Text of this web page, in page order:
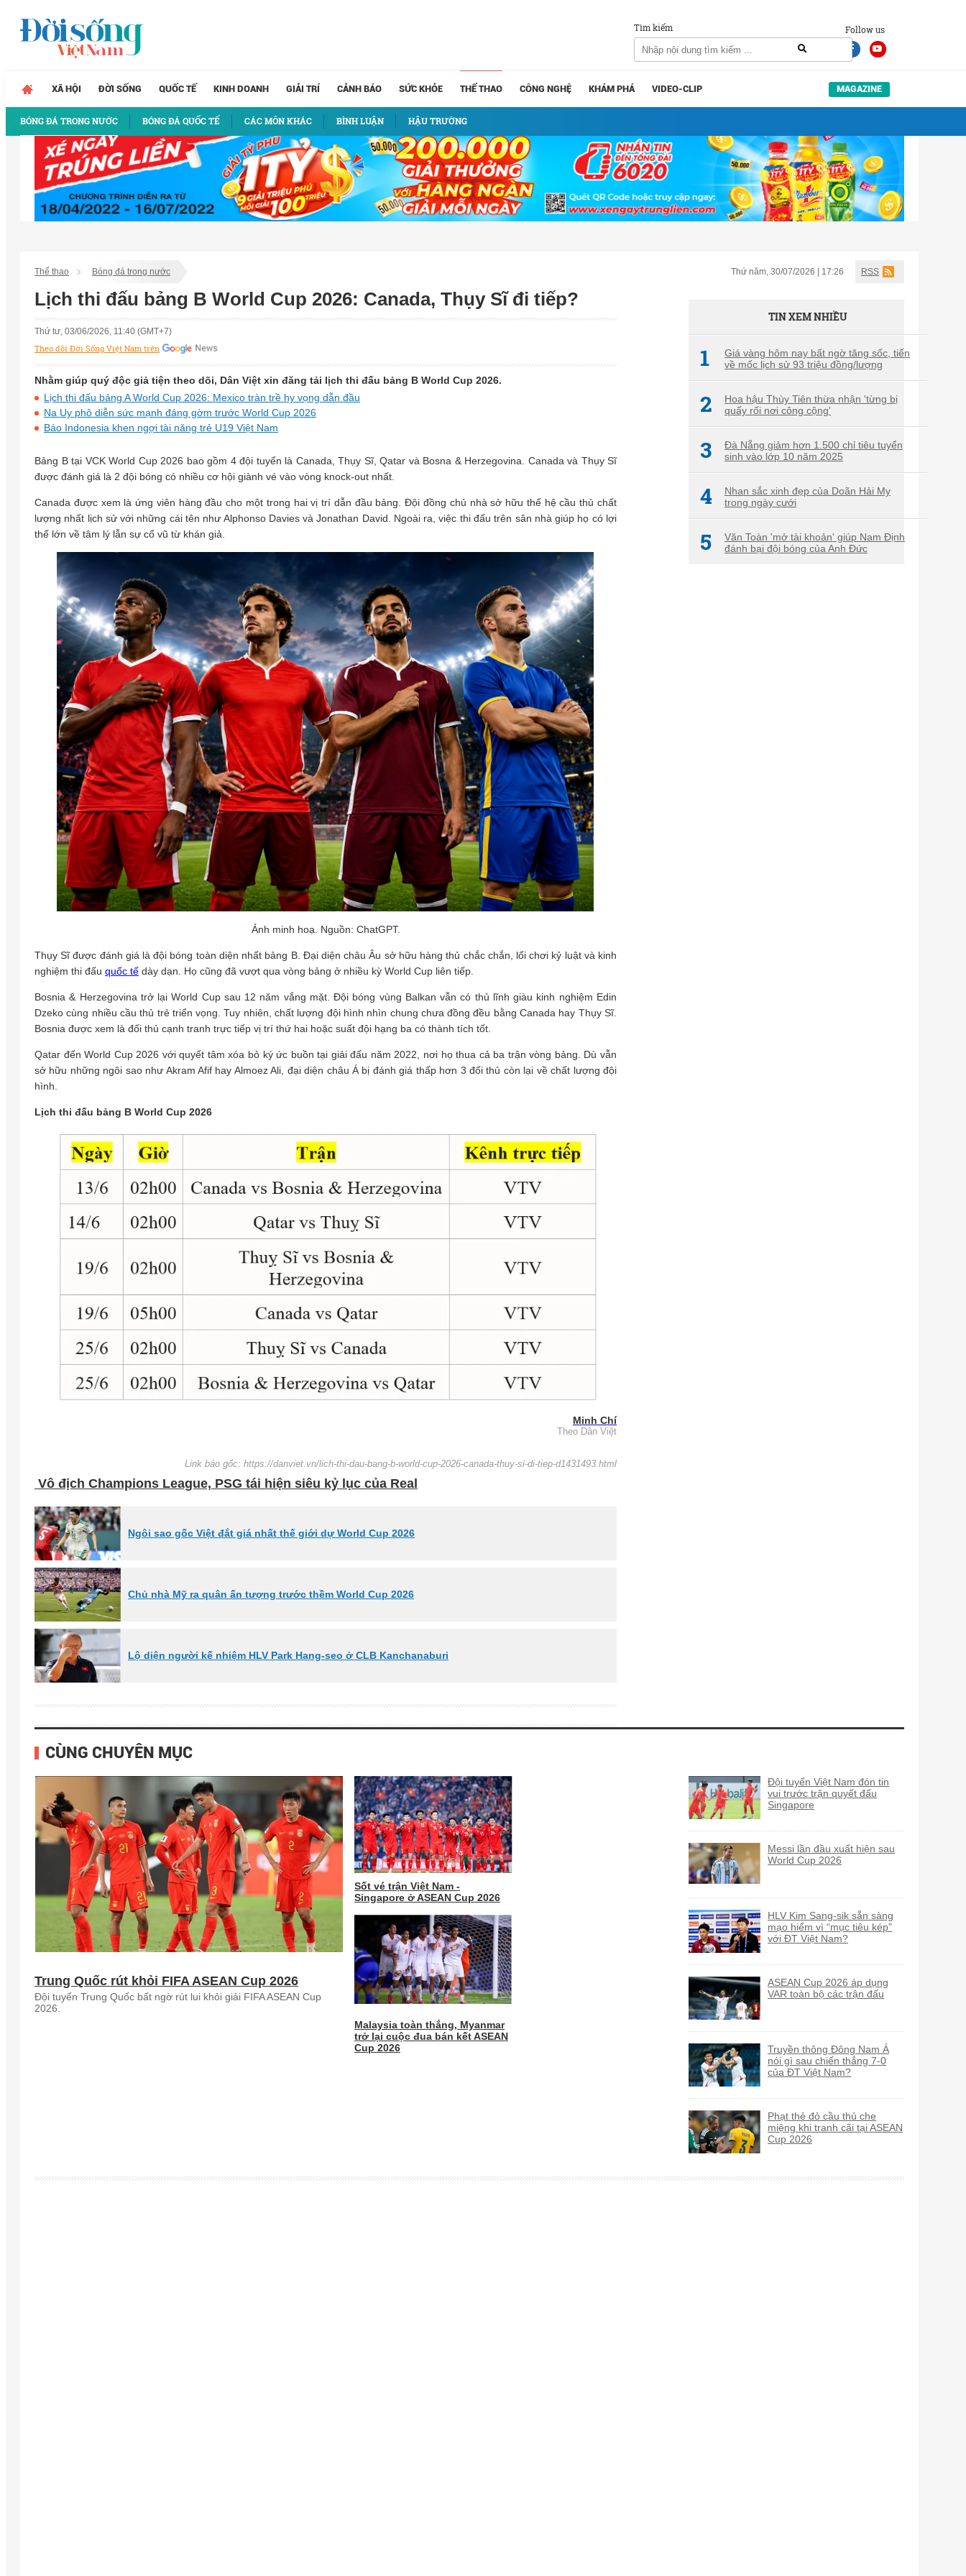
Follow us
Tìm kiếm
XÃ HỘI ĐỜI SỐNG QUỐC TẾ KINH DOANH GIẢI TRÍ CẢNH BÁO SỨC KHỎE THỂ THAO
BÓNG ĐÁ TRONG NƯỚC BÓNG ĐÁ QUỐC TẾ CÁC MÔN KHÁC BÌNH LUẬN HẬU TRƯỜNG
CÔNG NGHỆ KHÁM PHÁ VIDEO-CLIP MAGAZINE
Thể thao Bóng đá trong nước Thứ năm, 30/07/2026 | 17:26 RSS
Lịch thi đấu bảng B World Cup 2026: Canada, Thụy Sĩ đi tiếp?
Thứ tư, 03/06/2026, 11:40 (GMT+7)
Theo dõi Đời Sống Việt Nam trên
Nhằm giúp quý độc giả tiện theo dõi, Dân Việt xin đăng tải lịch thi đấu bảng B World Cup 2026.
Lịch thi đấu bảng A World Cup 2026: Mexico tràn trề hy vọng dẫn đầu
Na Uy phô diễn sức mạnh đáng gờm trước World Cup 2026
Báo Indonesia khen ngợi tài năng trẻ U19 Việt Nam
Bảng B tại VCK World Cup 2026 bao gồm 4 đội tuyển là Canada, Thụy Sĩ, Qatar và Bosna & Herzegovina. Canada và Thụy Sĩ
được đánh giá là 2 đội bóng có nhiều cơ hội giành vé vào vòng knock-out nhất.
Canada được xem là ứng viên hàng đầu cho một trong hai vị trí dẫn đầu bảng. Đội đồng chủ nhà sở hữu thế hệ cầu thủ chất
lượng nhất lịch sử với những cái tên như Alphonso Davies và Jonathan David. Ngoài ra, việc thi đấu trên sân nhà giúp họ có lợi
thế lớn về tâm lý lẫn sự cổ vũ từ khán giả.
Ảnh minh hoạ. Nguồn: ChatGPT.
Thụy Sĩ được đánh giá là đội bóng toàn diện nhất bảng B. Đại diện châu Âu sở hữu hàng thủ chắc chắn, lối chơi kỷ luật và kinh
nghiệm thi đấu quốc tế dày dạn. Họ cũng đã vượt qua vòng bảng ở nhiều kỳ World Cup liên tiếp.
Bosnia & Herzegovina trở lại World Cup sau 12 năm vắng mặt. Đội bóng vùng Balkan vẫn có thủ lĩnh giàu kinh nghiệm Edin
Dzeko cùng nhiều cầu thủ trẻ triển vọng. Tuy nhiên, chất lượng đội hình nhìn chung chưa đồng đều bằng Canada hay Thụy Sĩ.
Bosnia được xem là đối thủ cạnh tranh trực tiếp vị trí thứ hai hoặc suất đội hạng ba có thành tích tốt.
Qatar đến World Cup 2026 với quyết tâm xóa bỏ ký ức buồn tại giải đấu năm 2022, nơi họ thua cả ba trận vòng bảng. Dù vẫn
sở hữu những ngôi sao như Akram Afif hay Almoez Ali, đại diện châu Á bị đánh giá thấp hơn 3 đối thủ còn lại về chất lượng đội
hình.
Lịch thi đấu bảng B World Cup 2026
Minh Chí
Theo Dân Việt
Link báo gốc: https://danviet.vn/lich-thi-dau-bang-b-world-cup-2026-canada-thuy-si-di-tiep-d1431493.html
Vô địch Champions League, PSG tái hiện siêu kỷ lục của Real
Ngôi sao gốc Việt đắt giá nhất thế giới dự World Cup 2026
Chủ nhà Mỹ ra quân ấn tượng trước thềm World Cup 2026
Lộ diện người kế nhiệm HLV Park Hang-seo ở CLB Kanchanaburi
TIN XEM NHIỀU
1
Giá vàng hôm nay bất ngờ tăng sốc, tiến
về mốc lịch sử 93 triệu đồng/lượng
2
Hoa hậu Thùy Tiên thừa nhận 'từng bị
quấy rối nơi công cộng'
3
Đà Nẵng giảm hơn 1.500 chỉ tiêu tuyển
sinh vào lớp 10 năm 2025
4
Nhan sắc xinh đẹp của Doãn Hải My
trong ngày cưới
5
Văn Toàn 'mở tài khoản' giúp Nam Định
đánh bại đội bóng của Anh Đức
CÙNG CHUYÊN MỤC
Trung Quốc rút khỏi FIFA ASEAN Cup 2026
Đội tuyển Trung Quốc bất ngờ rút lui khỏi giải FIFA ASEAN Cup
2026.
Sốt vé trận Việt Nam -
Singapore ở ASEAN Cup 2026
Malaysia toàn thắng, Myanmar
trở lại cuộc đua bán kết ASEAN
Cup 2026
Đội tuyển Việt Nam đón tin
vui trước trận quyết đấu
Singapore
Messi lần đầu xuất hiện sau
World Cup 2026
HLV Kim Sang-sik sẵn sàng
mạo hiểm vì “mục tiêu kép”
với ĐT Việt Nam?
ASEAN Cup 2026 áp dụng
VAR toàn bộ các trận đấu
Truyền thông Đông Nam Á
nói gì sau chiến thắng 7-0
của ĐT Việt Nam?
Phạt thẻ đỏ cầu thủ che
miệng khi tranh cãi tại ASEAN
Cup 2026